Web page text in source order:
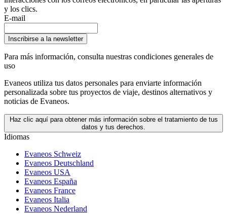
y los clics.
E-mail
Inscribirse a la newsletter
Para más información, consulta nuestras condiciones generales de
uso
Evaneos utiliza tus datos personales para enviarte información
personalizada sobre tus proyectos de viaje, destinos alternativos y
noticias de Evaneos.
Haz clic aquí para obtener más información sobre el tratamiento de tus
datos y tus derechos.
Idiomas
Evaneos Schweiz
Evaneos Deutschland
Evaneos USA
Evaneos España
Evaneos France
Evaneos Italia
Evaneos Nederland